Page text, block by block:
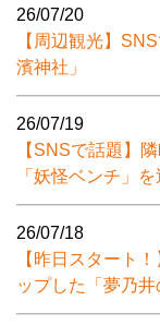
26/07/20
【周辺観光】
濱神社」
26/07/19
【SNSで話題】
「妖怪ベンチ」を
26/07/18
【昨日スタート
ップした「夢乃